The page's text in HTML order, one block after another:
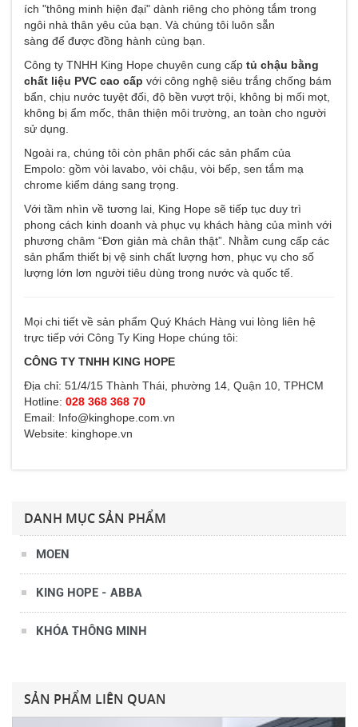
ích "thông minh hiện đại" dành riêng cho phòng tắm trong
ngôi nhà thân yêu của bạn. Và chúng tôi luôn sẵn
sàng để được đồng hành cùng bạn.
Công ty TNHH King Hope chuyên cung cấp tủ chậu bằng
chất liệu PVC cao cấp với công nghệ siêu trắng chống bám
bẩn, chịu nước tuyệt đối, độ bền vượt trội, không bị mối mọt,
không bị ẩm mốc, thân thiện môi trường, an toàn cho người
sử dụng.
Ngoài ra, chúng tôi còn phân phối các sản phẩm của
Empolo: gồm vòi lavabo, vòi chậu, vòi bếp, sen tắm mạ
chrome kiểm dáng sang trọng.
Với tầm nhìn về tương lai, King Hope sẽ tiếp tục duy trì
phong cách kinh doanh và phục vụ khách hàng của mình với
phương châm “Đơn giản mà chân thật”. Nhằm cung cấp các
sản phẩm thiết bị vệ sinh chất lượng hơn, phục vụ cho số
lượng lớn lơn người tiêu dùng trong nước và quốc tế.
Mọi chi tiết về sản phẩm Quý Khách Hàng vui lòng liên hệ
trực tiếp với Công Ty King Hope chúng tôi:
CÔNG TY TNHH KING HOPE
Địa chỉ: 51/4/15 Thành Thái, phường 14, Quận 10, TPHCM
Hotline: 028 368 368 70
Email: Info@kinghope.com.vn
Website: kinghope.vn
DANH MỤC SẢN PHẨM
MOEN
KING HOPE - ABBA
KHÓA THÔNG MINH
SẢN PHẨM LIÊN QUAN
Tủ lavabo KH-P9728
7.600.000 VNĐ